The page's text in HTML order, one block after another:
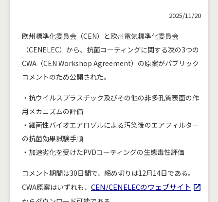
2025/11/20
欧州標準化委員会（CEN）と欧州電気標準化委員会
（CENELEC）から、抗菌コーティングに関する次の3つの
CWA（CEN Workshop Agreement）の原案がパブリック
コメントのため公開された。
・抗ウイルスプラスチック及びその他の非多孔質表面の作
用メカニズムの評価
・細菌性バイオエアロゾルによる汚染後のエアフィルター
の抗菌効果試験手順
・加速劣化を受けたPVDコーティングの生態毒性評価
コメント期間は30日間で、締め切りは12月14日である。
CWA原案はいずれも、 CEN/CENELECのウェブサイト